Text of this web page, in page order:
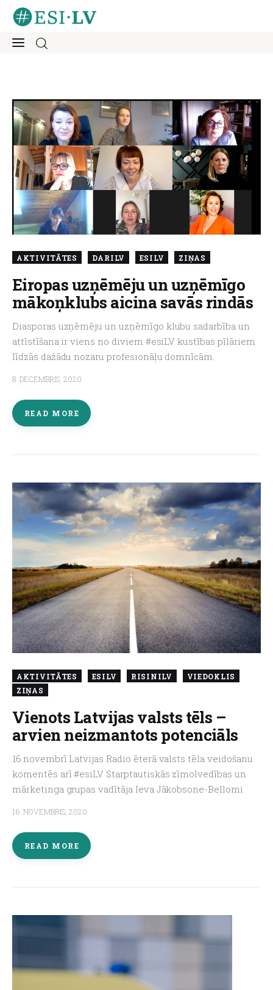
Iesaisties
Ziņas
Mentorings
Aktivitātes
About us
AKTIVITĀTES DARILV ESILV ZIŅAS
Eiropas uzņēmēju un uzņēmīgo
mākoņklubs aicina savās rindās
Diasporas uzņēmēju un uzņēmīgo klubu sadarbība un
attīstīšana ir viens no diviem #esiLV kustības pīlāriem
līdzās dažādu nozaru profesionāļu domnīcām.
8. DECEMBRIS, 2020
READ MORE
AKTIVITĀTES ESILV RISINILV
VIEDOKLIS
ZIŅAS
Vienots Latvijas valsts tēls –
arvien neizmantots potenciāls
16.novembrī Latvijas Radio ēterā valsts tēla veidošanu
komentēs arī #esiLV Starptautiskās zīmolvedības un
mārketinga grupas vadītāja Ieva Jākobsone-Bellomi
16. NOVEMBRIS, 2020
READ MORE